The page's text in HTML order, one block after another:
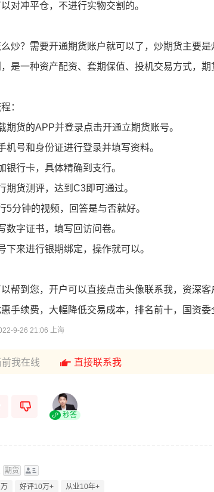
对冲平仓，不进行实物交割的。
炒？需要开通期货账户就可以了，炒期货主要
是一种资产配资、套期保值、投机交易方式，期
：
期货的APP并登录点击开通立期货账号。
机号和身份证进行登录并填写资料。
银行卡，具体精确到支行。
期货测评，达到C3即可通过。
5分钟的视频，回答是与否就好。
数字证书，填写回访问卷。
下来进行银期绑定，操作就可以。
帮到您，开户可以直接点击头像联系我，资深
手续费，大幅降低交易成本，排名前十，国资委
9-26 21:06 上海
前我在线 直接联系我
秒答
期货
好评10万+ 从业10年+